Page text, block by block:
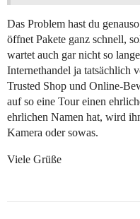
Das Problem hast du
öffnet Pakete ganz schnell,
wartet auch gar nicht so
Internethandel ja tatsächlich
Trusted Shop und Online-
auf so eine Tour einen
ehrlichen Namen hat, wird
Kamera oder sowas.
Viele Grüße